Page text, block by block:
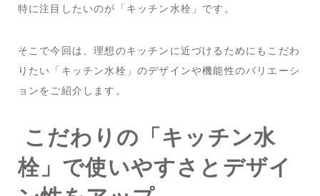
特に注目したいのが「キッチン水栓」です。
そこで今回は、理想のキッチンに近づけるためにもこだわ
りたい「キッチン水栓」のデザインや機能性のバリエーシ
ョンをご紹介します。
こだわりの「キッチン水
栓」で使いやすさとデザイ